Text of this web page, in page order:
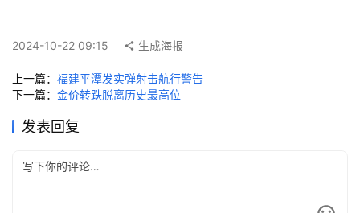
日
一
读
实
工
2024-10-22 09:15 生成海报
上一篇： 福建平潭发实弹射击航行警告
下一篇： 金价转跌脱离历史最高位
发表回复